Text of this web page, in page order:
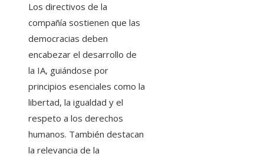
Los directivos de la
compañía sostienen que las
democracias deben
encabezar el desarrollo de
la IA, guiándose por
principios esenciales como la
libertad, la igualdad y el
respeto a los derechos
humanos. También destacan
la relevancia de la